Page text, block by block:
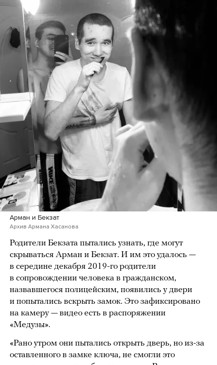
Арман и Бекзат
Архив Армана Хасанова
Родители Бекзата пытались узнать, где могут
скрываться Арман и Бекзат. И им это удалось —
в середине декабря 2019-го родители
в сопровождении человека в гражданском,
назвавшегося полицейским, появились у двери
и попытались вскрыть замок. Это зафиксировано
на камеру — видео есть в распоряжении
«Медузы».
«Рано утром они пытались открыть дверь, но из-за
оставленного в замке ключа, не смогли это